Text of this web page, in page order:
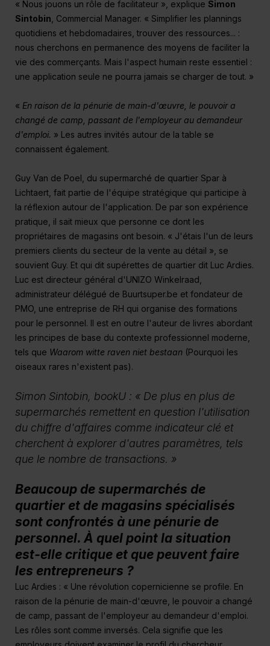
« Nous jouons un rôle de facilitateur », explique Simon
Sintobin , Commercial Manager. « Simplifier les plannings
quotidiens et hebdomadaires, trouver des ressources... :
nous cherchons en permanence des moyens de faciliter la
vie des commerçants. Mais l'aspect humain reste essentiel :
une application seule ne pourra jamais se charger de tout. »
« En raison de la pénurie de main-d'œuvre, le pouvoir a
changé de camp, passant de l'employeur au demandeur
d'emploi. » Les autres invités autour de la table se
connaissent également.
Guy Van de Poel, du supermarché de quartier Spar à
Lichtaert, fait partie de l'équipe stratégique qui participe à
la réflexion autour de l'application. De par son expérience
pratique, il sait mieux que personne ce dont les
propriétaires de magasins ont besoin. « J'étais l'un de leurs
premiers clients du secteur de la vente au détail », se
souvient Guy. Et qui dit supérettes de quartier dit Luc Ardies.
Luc est directeur général d'UNIZO Winkelraad,
administrateur délégué de Buurtsuper.be et fondateur de
PMO, une entreprise de RH qui organise des formations
pour le personnel. Il est en outre l'auteur de livres abordant
les principes de base du contexte professionnel moderne,
tels que Waarom witte raven niet bestaan (Pourquoi les
oiseaux rares n'existent pas).
Simon Sintobin, bookU : « De plus en plus de
supermarchés remettent en question l'utilisation
du chiffre d'affaires comme indicateur clé et
cherchent à explorer d'autres paramètres, tels
que le nombre de transactions. »
Beaucoup de supermarchés de
quartier et de magasins spécialisés
sont confrontés à une pénurie de
personnel. À quel point la situation
est-elle critique et que peuvent faire
les entrepreneurs ?
Luc Ardies : « Une révolution copernicienne se profile. En
raison de la pénurie de main-d'œuvre, le pouvoir a changé
de camp, passant de l'employeur au demandeur d'emploi.
Les rôles sont comme inversés. Cela signifie que les